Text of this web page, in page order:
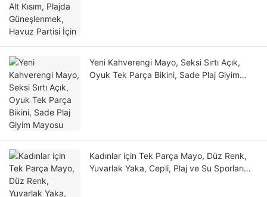
Yeni Kahverengi Mayo, Seksi Sırtı Açık,
Oyuk Tek Parça Bikini, Sade Plaj Giyim
Kadınlar için Tek Parça Mayo, Düz Renk,
Yuvarlak Yaka, Cepli, Plaj ve Su Sporları